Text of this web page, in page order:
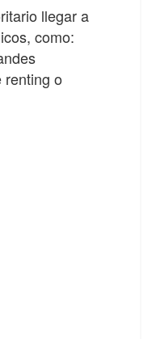
llegar a
como:
renting o